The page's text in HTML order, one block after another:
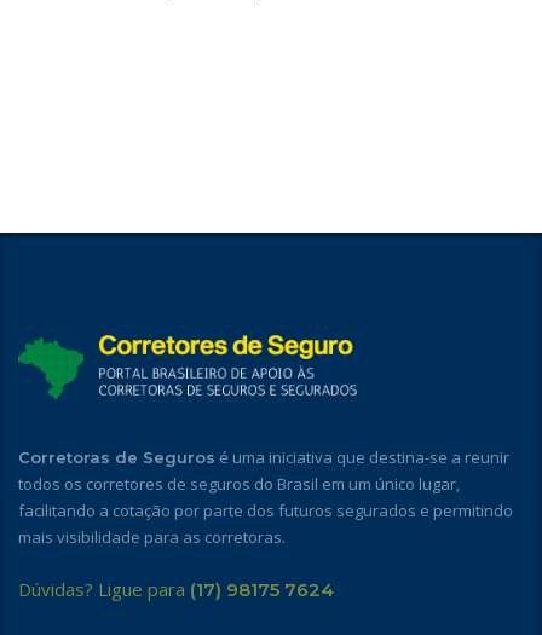
Corretoras de Seguros é uma iniciativa que destina-se a reunir
todos os corretores de seguros do Brasil em um único lugar,
facilitando a cotação por parte dos futuros segurados e permitindo
mais visibilidade para as corretoras.
Dúvidas? Ligue para (17) 98175 7624